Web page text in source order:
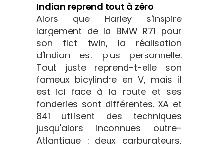
Indian reprend tout à zéro
Alors que Harley s'inspire
largement de la BMW R71 pour
son flat twin, la réalisation
d'Indian est plus personnelle.
Tout juste reprend-t-elle son
fameux bicylindre en V, mais il
est ici face à la route et ses
fonderies sont différentes. XA et
841 utilisent des techniques
jusqu'alors inconnues outre-
Atlantique : deux carburateurs,